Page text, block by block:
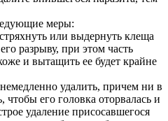
меры:
или выдернуть клеща
разрыву, при этом часть
и вытащить ее будет крайне
удалить, причем ни в
чтобы его головка оторвалась и
удаление присосавшегося